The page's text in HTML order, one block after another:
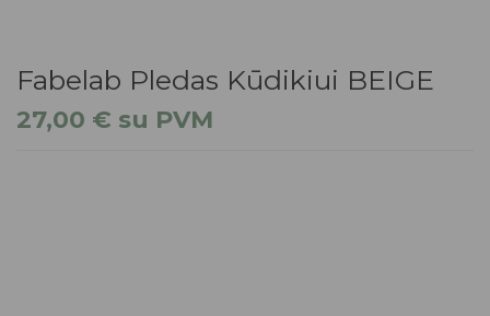
Fabelab Pledas Kūdikiui BEIGE
27,00 € su PVM